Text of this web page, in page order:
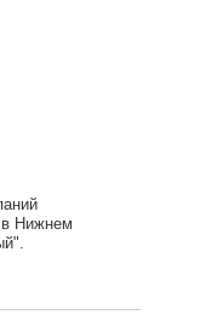
в Нижнем